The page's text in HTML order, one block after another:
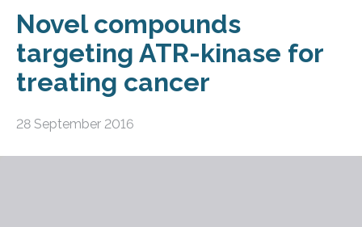
Novel compounds
targeting ATR-kinase for
treating cancer
28 September 2016